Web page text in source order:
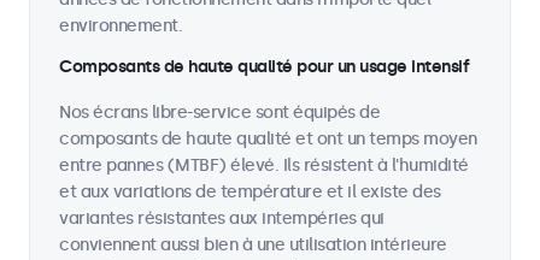
environnement.
Composants de haute qualité pour un usage intensif
Nos écrans libre-service sont équipés de
composants de haute qualité et ont un temps moyen
entre pannes (MTBF) élevé. Ils résistent à l'humidité
et aux variations de température et il existe des
variantes résistantes aux intempéries qui
conviennent aussi bien à une utilisation intérieure